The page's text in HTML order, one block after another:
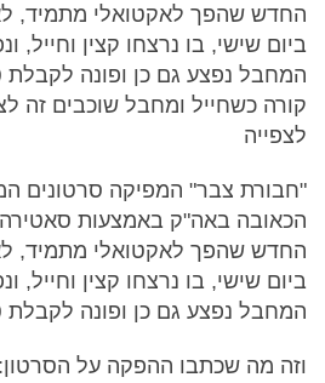
החדש שהפך לאקטואלי מתמיד,
ביום שישי, בו נרצחו קצין וחייל,
המחבל נפצע גם כן ופונה לקבלת
קורה כשחייל ומחבל שוכבים זה
לצפייה
"חבורת צבר" המפיקה סרטונים
הכאובה באה"ק באמצעות
החדש שהפך לאקטואלי מתמיד,
ביום שישי, בו נרצחו קצין וחייל,
המחבל נפצע גם כן ופונה לקבלת
וזה מה שכתבו ההפקה על הסרטון: